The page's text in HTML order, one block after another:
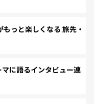
っと楽しくなる 旅先・
に語るインタビュー連